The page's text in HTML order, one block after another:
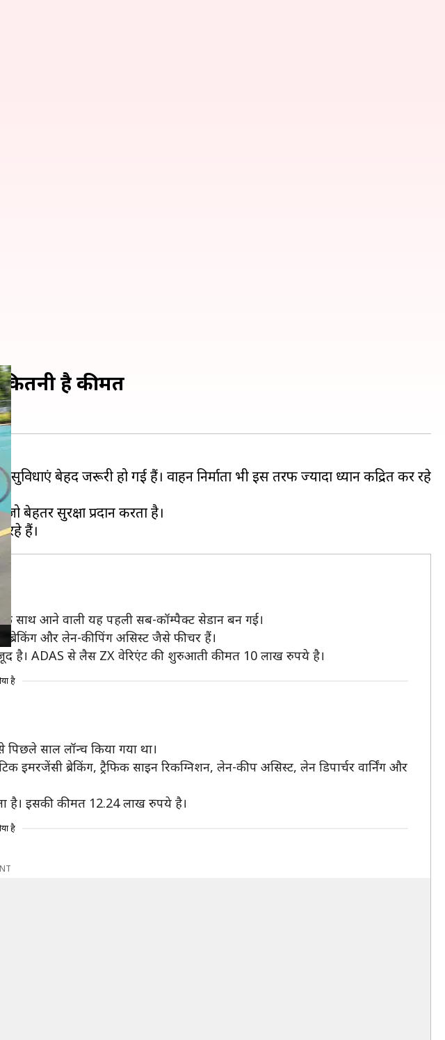
है कीमत
बेहद जरूरी हो गई हैं। वाहन निर्माता भी इस तरफ ज्यादा ध्यान केंद्रित कर रहे
बेहतर सुरक्षा प्रदान करता है।
के साथ आने वाली यह पहली सब-कॉम्पैक्ट सेडान बन गई।
ब्रेकिंग और लेन-कीपिंग असिस्ट जैसे फीचर हैं।
है। ADAS से लैस ZX वेरिएंट की शुरुआती कीमत 10 लाख रुपये है।
है
साल लॉन्च किया गया था।
ब्रेकिंग, ट्रैफिक साइन रिकग्निशन, लेन-कीप असिस्ट, लेन डिपार्चर वार्निंग और
है। इसकी कीमत 12.24 लाख रुपये है।
है